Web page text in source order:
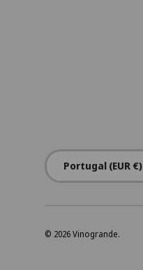
País/Região
Portugal (EUR €)
© 2026Vinogrande.